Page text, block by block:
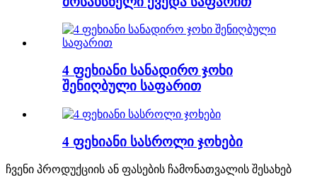
4 ფეხიანი სანადირო ჯოხი
შენიღბული საფარით
4 ფეხიანი სასროლი ჯოხები
ჩვენი პროდუქციის ან ფასების ჩამონათვალის შესახებ